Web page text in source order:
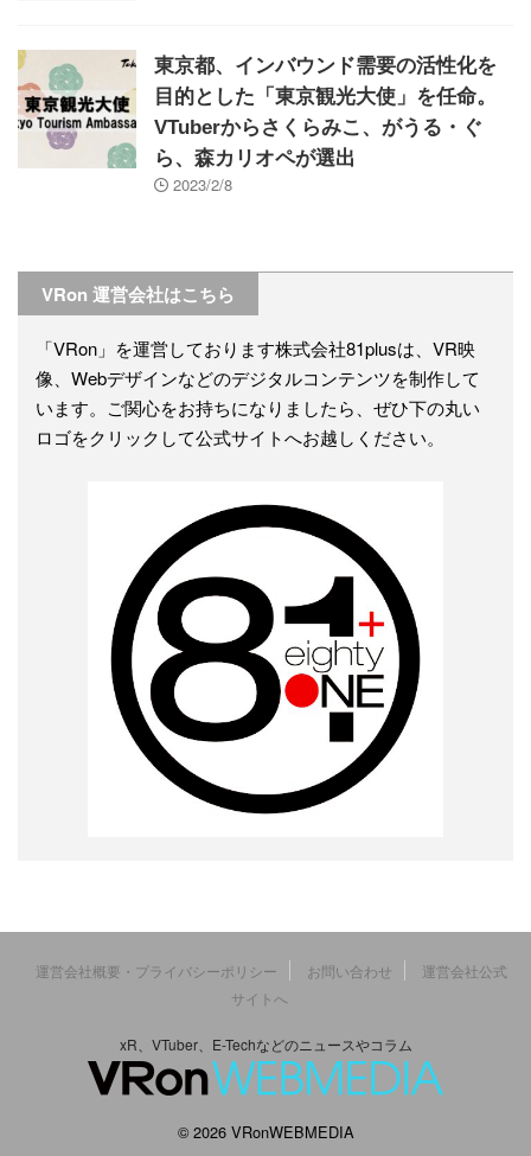
東京都、インバウンド需要の活性化を
目的とした「東京観光大使」を任命。
VTuberからさくらみこ、がうる・ぐ
ら、森カリオペが選出
2023/2/8
VRon 運営会社はこちら
「VRon」を運営しております株式会社81plusは、VR映
像、Webデザインなどのデジタルコンテンツを制作して
います。ご関心をお持ちになりましたら、ぜひ下の丸い
ロゴをクリックして公式サイトへお越しください。
運営会社概要・プライバシーポリシー お問い合わせ
運営会社公式
サイトへ
xR、VTuber、E-Techなどのニュースやコラム
© 2026 VRonWEBMEDIA